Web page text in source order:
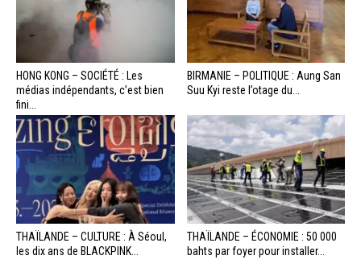
HONG KONG – SOCIÉTÉ : Les
médias indépendants, c’est bien
fini...
BIRMANIE – POLITIQUE : Aung San
Suu Kyi reste l’otage du...
THAÏLANDE – CULTURE : À Séoul,
les dix ans de BLACKPINK...
THAÏLANDE – ÉCONOMIE : 50 000
bahts par foyer pour installer...